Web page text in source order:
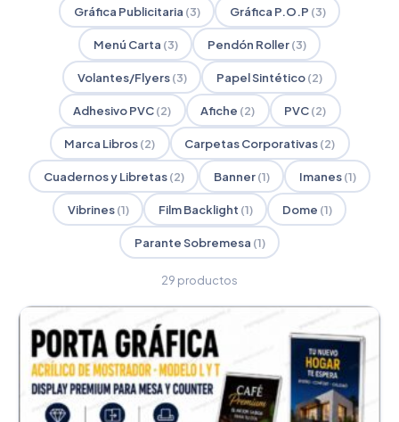
Gráfica Publicitaria (3) Gráfica P.O.P (3)
Menú Carta (3) Pendón Roller(3)
Volantes/Flyers(3) Papel Sintético(2)
Adhesivo PVC(2) Afiche (2) PVC(2)
Marca Libros(2) Carpetas Corporativas(2)
Cuadernos y Libretas(2) Banner(1) Imanes(1)
Vibrines(1) Film Backlight (1) Dome (1)
Parante Sobremesa (1)
29 productos